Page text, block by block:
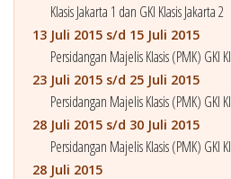
Klasis Jakarta 1 dan GKI Klasis Jakarta 2
13 Juli 2015 s/d 15 Juli 2015
Persidangan Majelis Klasis (PMK) GKI
23 Juli 2015 s/d 25 Juli 2015
Persidangan Majelis Klasis (PMK) GKI
28 Juli 2015 s/d 30 Juli 2015
Persidangan Majelis Klasis (PMK) GKI
28 Juli 2015